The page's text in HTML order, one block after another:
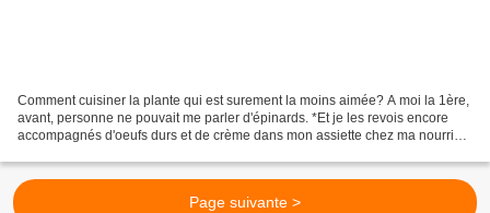
Comment cuisiner la plante qui est surement la moins aimée? A moi la 1ère,
avant, personne ne pouvait me parler d'épinards. *Et je les revois encore
accompagnés d'oeufs durs et de crème dans mon assiette chez ma nourrice
Page suivante >